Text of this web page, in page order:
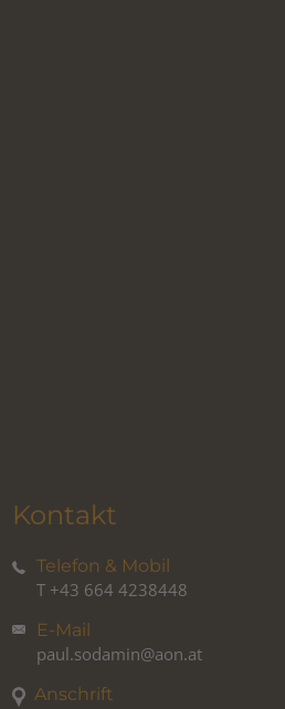
Kontakt
Telefon & Mobil
T +43 664 4238448
E-Mail
paul.sodamin@aon.at
Anschrift